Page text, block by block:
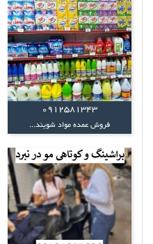
0912581343
فروش عمده مواد شویند...